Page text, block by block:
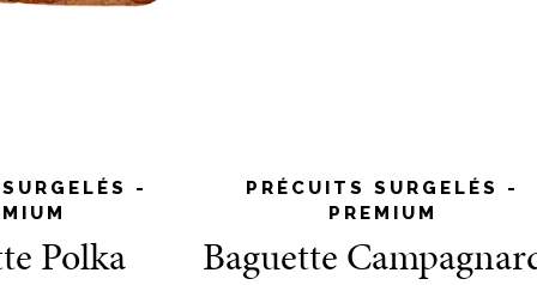
-
Polka
PRÉCUITS SURGELÉS -
PREMIUM
Baguette